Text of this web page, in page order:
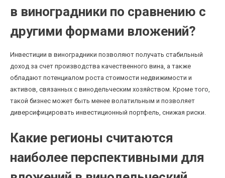
в виноградники по сравнению с
другими формами вложений?
Инвестиции в виноградники позволяют получать стабильный
доход за счет производства качественного вина, а также
обладают потенциалом роста стоимости недвижимости и
активов, связанных с винодельческим хозяйством. Кроме того,
такой бизнес может быть менее волатильным и позволяет
диверсифицировать инвестиционный портфель, снижая риски.
Какие регионы считаются
наиболее перспективными для